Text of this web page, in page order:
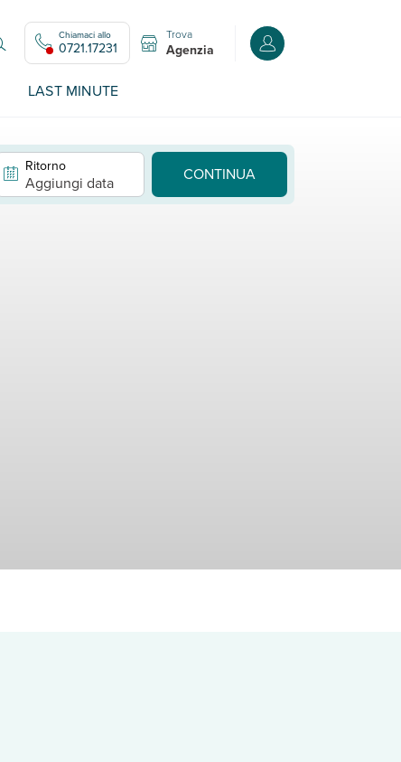
Chiamaci allo
0721.17231
Trova
Agenzia Accedi o registrati
LAST MINUTE
Ritorno
Aggiungi data CONTINUA